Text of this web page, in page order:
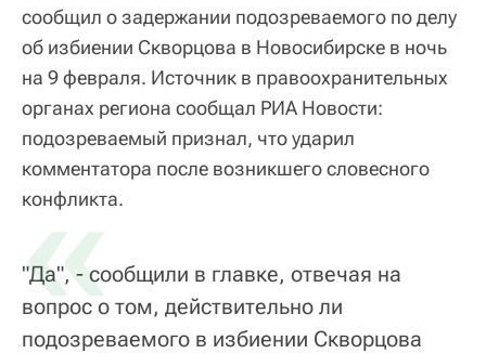
сообщил о задержании подозреваемого по делу
об избиении Скворцова в Новосибирске в ночь
на 9 февраля. Источник в правоохранительных
органах региона сообщал РИА Новости:
подозреваемый признал, что ударил
комментатора после возникшего словесного
конфликта.
«
"Да", - сообщили в главке, отвечая на
вопрос о том, действительно ли
подозреваемого в избиении Скворцова